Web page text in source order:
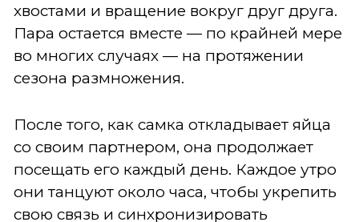
хвостами и вращение вокруг друг друга.
Пара остается вместе — по крайней мере
во многих случаях — на протяжении
сезона размножения.
После того, как самка откладывает яйца
со своим партнером, она продолжает
посещать его каждый день. Каждое утро
они танцуют около часа, чтобы укрепить
свою связь и синхронизировать